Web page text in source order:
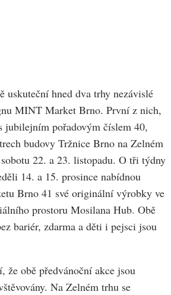
uskuteční hned dva trhy nezávislé
MINT Market Brno. První z nich,
pořadovým číslem 40,
budovy Tržnice Brno na Zelném
22. a 23. listopadu. O tři týdny
14. a 15. prosince nabídnou
Brno 41 své originální výrobky ve
prostoru Mosilana Hub. Obě
bariér, zdarma a děti i pejsci jsou
že obě předvánoční akce jsou
Na Zelném trhu se